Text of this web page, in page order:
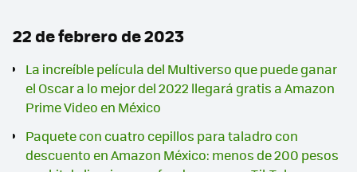
22 de febrero de 2023
La increíble película del Multiverso que puede ganar
el Oscar a lo mejor del 2022 llegará gratis a Amazon
Prime Video en México
Paquete con cuatro cepillos para taladro con
descuento en Amazon México: menos de 200 pesos